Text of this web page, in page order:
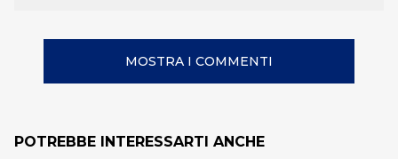
MOSTRA I COMMENTI
POTREBBE INTERESSARTI ANCHE